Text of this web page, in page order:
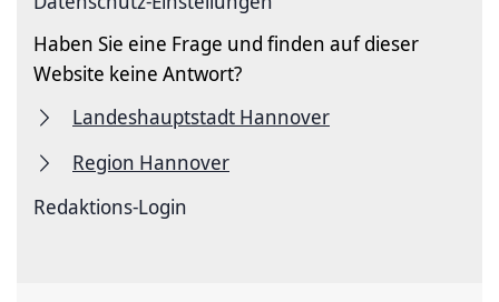
Haben Sie eine Frage und finden auf dieser
Website keine Antwort?
Landeshauptstadt Hannover
Region Hannover
Redaktions-Login